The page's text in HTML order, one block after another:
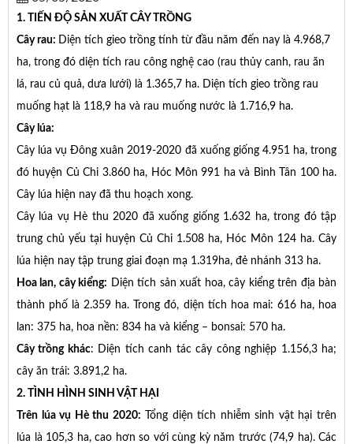
1. TIẾN ĐỘ SẢN XUẤT CÂY TRỒNG
Cây rau: Diện tích gieo trồng tính từ đầu năm đến nay là 4.968,7
ha, trong đó diện tích rau công nghệ cao (rau thủy canh, rau ăn
lá, rau củ quả, dưa lưới) là 1.365,7 ha. Diện tích gieo trồng rau
muống hạt là 118,9 ha và rau muống nước là 1.716,9 ha.
Cây lúa:
Cây lúa vụ Đông xuân 2019-2020 đã xuống giống 4.951 ha, trong
đó huyện Củ Chi 3.860 ha, Hóc Môn 991 ha và Bình Tân 100 ha.
Cây lúa hiện nay đã thu hoạch xong.
Cây lúa vụ Hè thu 2020 đã xuống giống 1.632 ha, trong đó tập
trung chủ yếu tại huyện Củ Chi 1.508 ha, Hóc Môn 124 ha. Cây
lúa hiện nay tập trung giai đoạn mạ 1.319ha, đẻ nhánh 313 ha.
Hoa lan, cây kiểng: Diện tích sản xuất hoa, cây kiểng trên địa bàn
thành phố là 2.359 ha. Trong đó, diện tích hoa mai: 616 ha, hoa
lan: 375 ha, hoa nền: 834 ha và kiểng – bonsai: 570 ha.
Cây trồng khác: Diện tích canh tác cây công nghiệp 1.156,3 ha;
cây ăn trái: 3.891,2 ha.
2. TÌNH HÌNH SINH VẬT HẠI
Trên lúa vụ Hè thu 2020: Tổng diện tích nhiễm sinh vật hại trên
lúa là 105,3 ha, cao hơn so với cùng kỳ năm trước (74,9 ha). Các